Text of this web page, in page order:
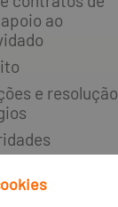
ao
e resolução